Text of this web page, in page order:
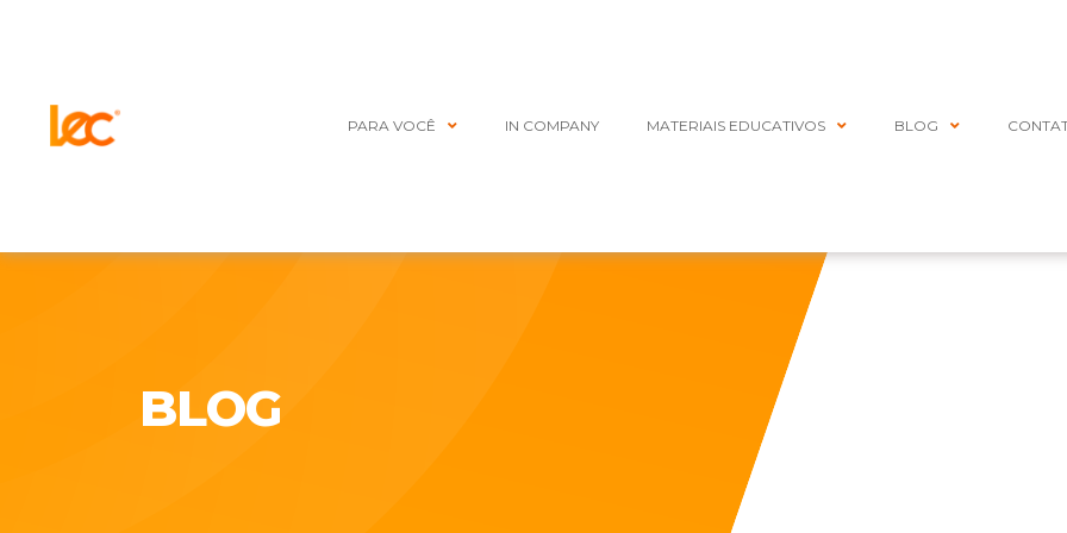
PARA VOCÊ IN COMPANY MATERIAIS EDUCATIVOS BLOG
BLOG